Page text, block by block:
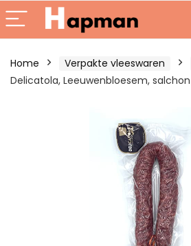
Home Verpakte vleeswaren
Delicatola, Leeuwenbloesem,